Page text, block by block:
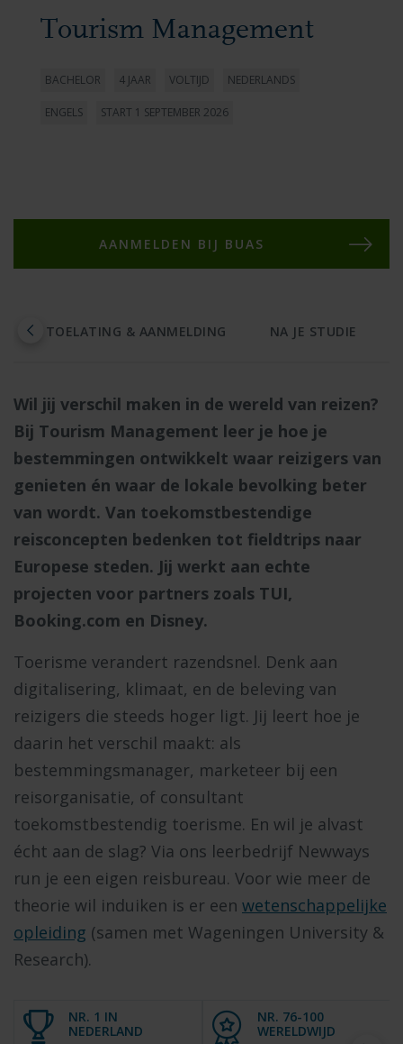
Tourism Management
BACHELOR 4 JAAR VOLTIJD NEDERLANDS
ENGELS START 1 SEPTEMBER 2026
AANMELDEN BIJ BUAS
TOELATING & AANMELDING NA JE STUDIE
Wil jij verschil maken in de wereld van reizen?
Bij Tourism Management leer je hoe je
bestemmingen ontwikkelt waar reizigers van
genieten én waar de lokale bevolking beter
van wordt. Van toekomstbestendige
reisconcepten bedenken tot fieldtrips naar
Europese steden. Jij werkt aan echte
projecten voor partners zoals TUI,
Booking.com en Disney.
Toerisme verandert razendsnel. Denk aan
digitalisering, klimaat, en de beleving van
reizigers die steeds hoger ligt. Jij leert hoe je
daarin het verschil maakt: als
bestemmingsmanager, marketeer bij een
reisorganisatie, of consultant
toekomstbestendig toerisme. En wil je alvast
écht aan de slag? Via ons leerbedrijf Newways
run je een eigen reisbureau. Voor wie meer de
theorie wil induiken is er een wetenschappelijke
opleiding (samen met Wageningen University &
Research).
NR. 1 IN
NEDERLAND
NR. 76-100
WERELDWIJD